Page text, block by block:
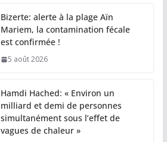
Bizerte: alerte à la plage Aïn
Mariem, la contamination fécale
est confirmée !
5 août 2026
Hamdi Hached: « Environ un
milliard et demi de personnes
simultanément sous l’effet de
vagues de chaleur »